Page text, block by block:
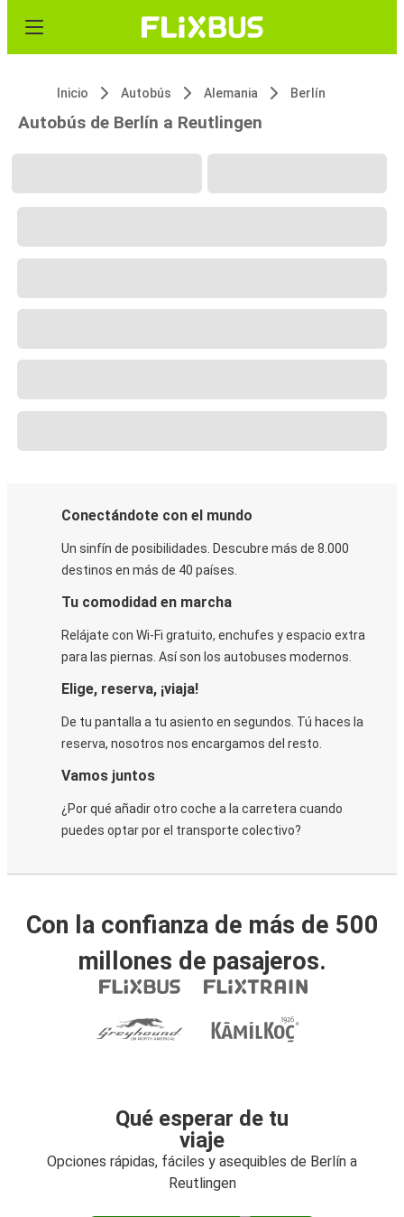
Inicio Autobús Alemania Berlín
Autobús de Berlín a Reutlingen
Conectándote con el mundo
Un sinfín de posibilidades. Descubre más de 8.000
destinos en más de 40 países.
Tu comodidad en marcha
Relájate con Wi-Fi gratuito, enchufes y espacio extra
para las piernas. Así son los autobuses modernos.
Elige, reserva, ¡viaja!
De tu pantalla a tu asiento en segundos. Tú haces la
reserva, nosotros nos encargamos del resto.
Vamos juntos
¿Por qué añadir otro coche a la carretera cuando
puedes optar por el transporte colectivo?
Con la confianza de más de 500
millones de pasajeros.
Qué esperar de tu
viaje
Opciones rápidas, fáciles y asequibles de Berlín a
Reutlingen